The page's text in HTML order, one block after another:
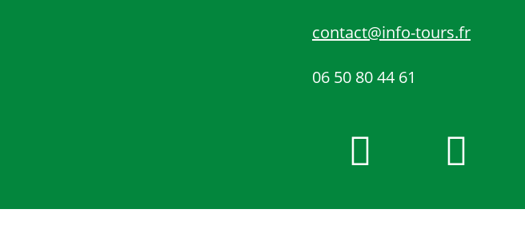
contact@info-tours.fr
06 50 80 44 61